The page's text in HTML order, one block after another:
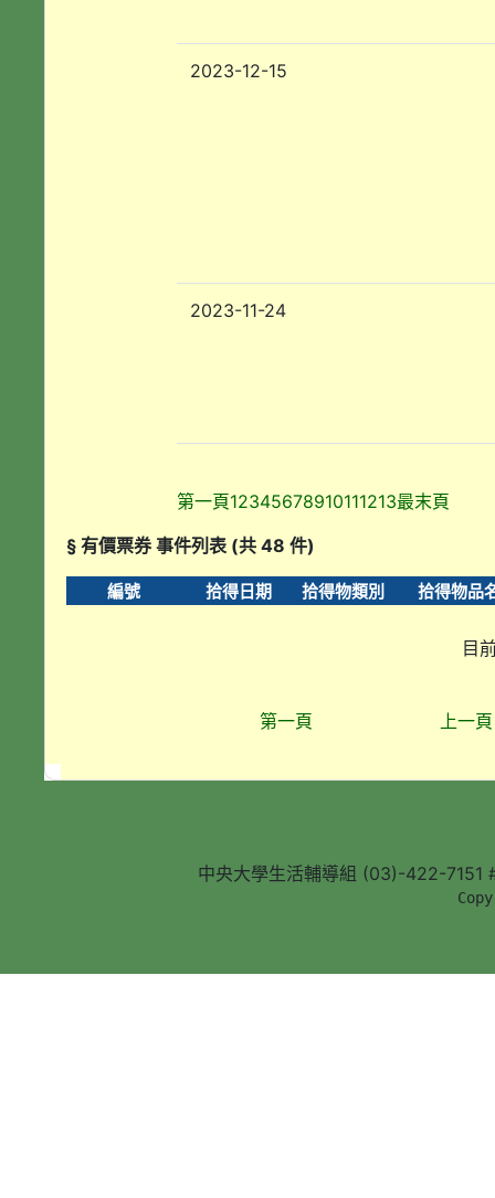
2023-12-15
2023-11-24
第一頁12345678910111213最末頁
§ 有價票券 事件列表 (共 48 件)
編號 拾得日期 拾得物類別 拾得物品
目
第一頁 上一頁
中央大學生活輔導組 (03)-422-7151